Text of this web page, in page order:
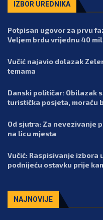
IZBOR UREDNIKA
Potpisan ugovor za prvu
Veljem brdu vrijednu 40
Vučić najavio dolazak
temama
Danski političar: Obilazak
turistička posjeta, moraću
Od sjutra: Za nevezivanje
na licu mjesta
Vučić: Raspisivanje izbora
podnijeću ostavku prije
NAJNOVIJE